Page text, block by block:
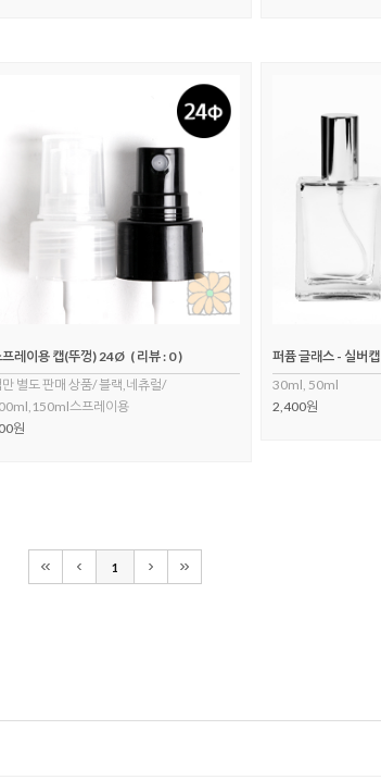
프레이용 캡(뚜껑) 24Ø ( 리뷰 : 0 )
만 별도 판매 상품/ 블랙,네츄럴/
스프레이용
원
퍼퓸 글래스 - 실버캡
30ml, 50ml
2,400원
1